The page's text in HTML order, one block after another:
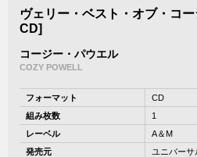
ヴェリー・ベスト・オブ・コ
CD]
コージー・パウエル
COZY POWELL
フォーマット
CD
組み枚数
1
レーベル
A＆M
発売元
ユニバー